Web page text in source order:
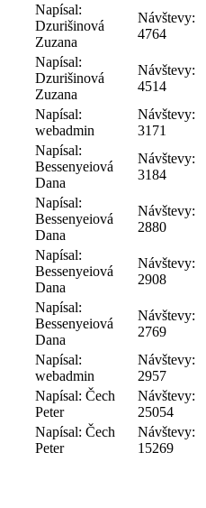
Napísal:
Dzurišinová
Zuzana
Návštevy:
4764
Napísal:
Dzurišinová
Zuzana
Návštevy:
4514
Napísal:
webadmin
Návštevy:
3171
Napísal:
Bessenyeiová
Dana
Návštevy:
3184
Napísal:
Bessenyeiová
Dana
Návštevy:
2880
Napísal:
Bessenyeiová
Dana
Návštevy:
2908
Napísal:
Bessenyeiová
Dana
Návštevy:
2769
Napísal:
webadmin
Návštevy:
2957
Napísal: Čech
Peter
Návštevy:
25054
Napísal: Čech
Peter
Návštevy:
15269